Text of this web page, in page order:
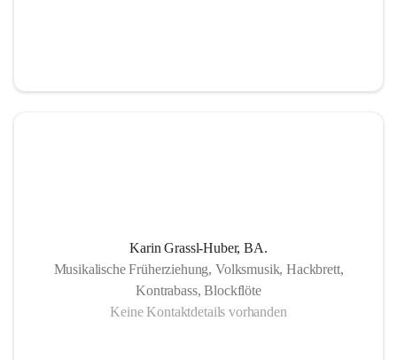
Karin Grassl-Huber, BA.
Musikalische Früherziehung, Volksmusik, Hackbrett,
Kontrabass, Blockflöte
Keine Kontaktdetails vorhanden